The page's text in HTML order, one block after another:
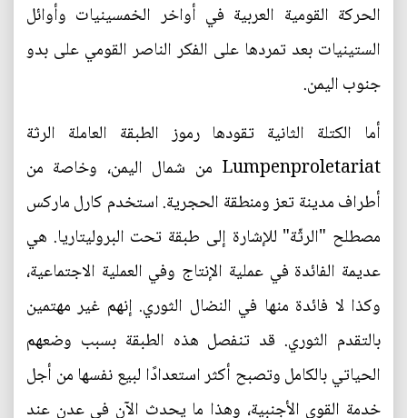
الحركة القومية العربية في أواخر الخمسينيات وأوائل
الستينيات بعد تمردها على الفكر الناصر القومي على بدو
جنوب اليمن.
أما الكتلة الثانية تقودها رموز الطبقة العاملة الرثة
Lumpenproletariat من شمال اليمن، وخاصة من
أطراف مدينة تعز ومنطقة الحجرية. استخدم كارل ماركس
مصطلح "الرثّة" للإشارة إلى طبقة تحت البروليتاريا. هي
عديمة الفائدة في عملية الإنتاج وفي العملية الاجتماعية،
وكذا لا فائدة منها في النضال الثوري. إنهم غير مهتمين
بالتقدم الثوري. قد تنفصل هذه الطبقة بسبب وضعهم
الحياتي بالكامل وتصبح أكثر استعدادًا لبيع نفسها من أجل
خدمة القوى الأجنبية، وهذا ما يحدث الآن في عدن عند